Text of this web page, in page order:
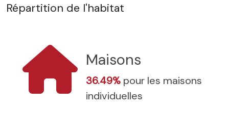
Répartition de l'habitat
Maisons
36.49% pour les maisons
individuelles